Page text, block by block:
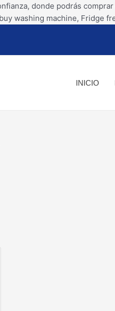
donde podrás
washing machine, Fridge
INICIO